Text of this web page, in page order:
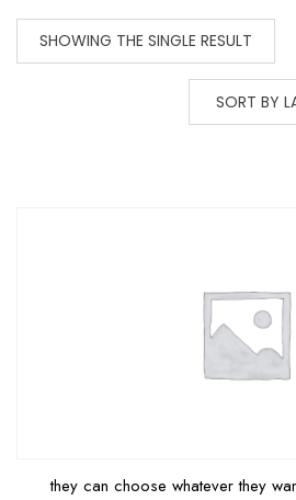
SHOWING THE SINGLE RESULT
they can choose whatever they